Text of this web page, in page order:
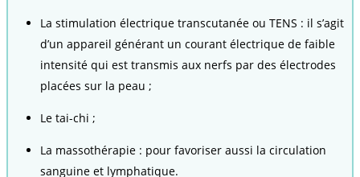
La stimulation électrique transcutanée ou TENS : il s’agit
d’un appareil générant un courant électrique de faible
intensité qui est transmis aux nerfs par des électrodes
placées sur la peau ;
Le tai-chi ;
La massothérapie : pour favoriser aussi la circulation
sanguine et lymphatique.